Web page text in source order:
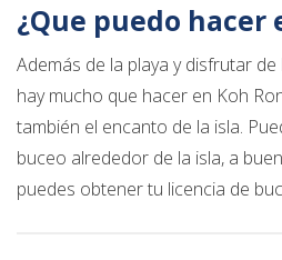
¿Que puedo hacer
Además de la playa y disfrutar
hay mucho que hacer en Koh
también el encanto de la isla.
buceo alrededor de la isla, a
puedes obtener tu licencia de